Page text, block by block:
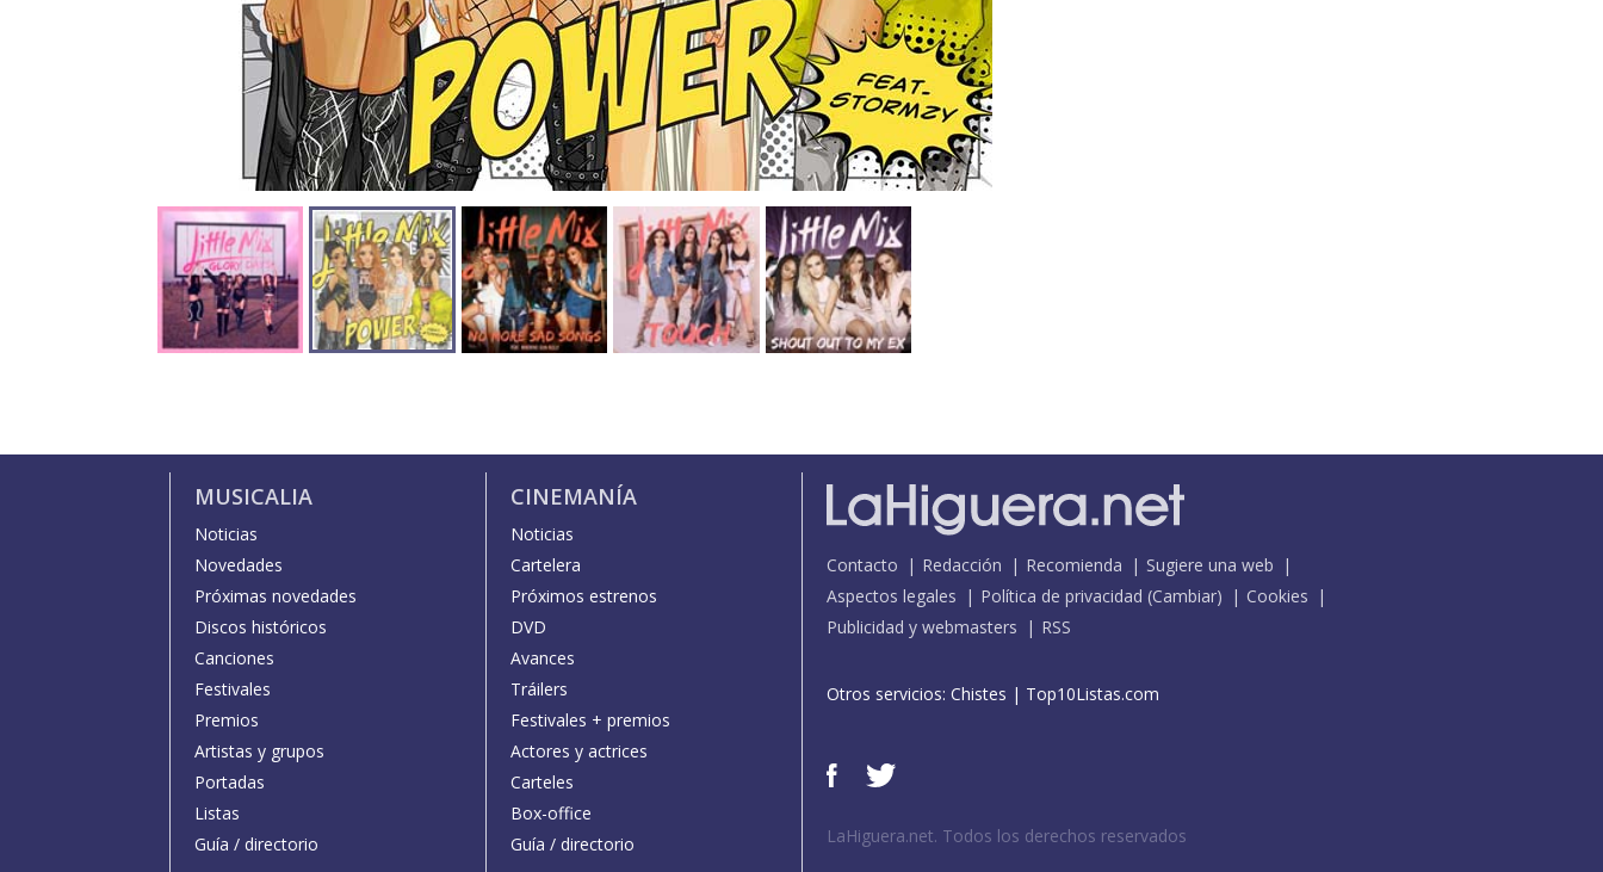
MUSICALIA
Noticias
Novedades
Próximas novedades
Discos históricos
Canciones
Festivales
Premios
Artistas y grupos
Portadas
Listas
Guía / directorio
CINEMANÍA
Noticias
Cartelera
Próximos estrenos
DVD
Avances
Tráilers
Festivales + premios
Actores y actrices
Carteles
Box-office
Guía / directorio
Contacto Redacción Recomienda
Sugiere una web
Aspectos legales
Política de privacidad (Cambiar)
Cookies
Publicidad y webmasters
RSS
Otros servicios: Chistes | Top10Listas.com
LaHiguera.net. Todos los derechos reservados